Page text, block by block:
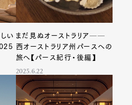
Magazine
About
Pen Meet
Pen tw
い まだ見ぬオーストラリア──
西オーストラリア州パースへの
旅へ【パース紀行・後編】
2025.6.22